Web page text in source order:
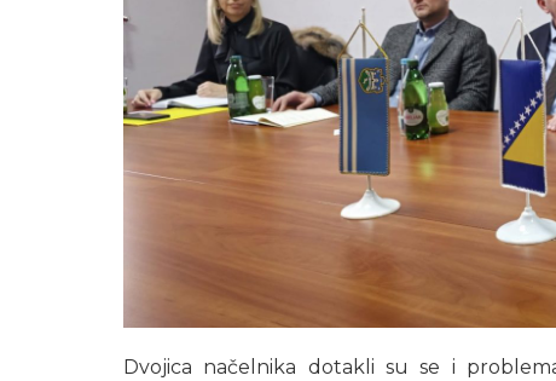
Dvojica načelnika dotakli su se i